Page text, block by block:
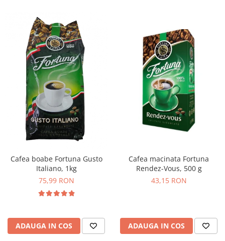
Cafea boabe Fortuna Gusto
Italiano, 1kg
75,99 RON
ADAUGA IN COS
Cafea macinata Fortuna
Rendez-Vous, 500 g
43,15 RON
ADAUGA IN COS